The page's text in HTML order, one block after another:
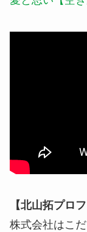
【北山拓プロ
株式会社はこ